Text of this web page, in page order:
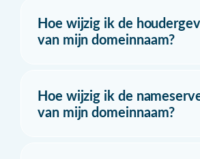
Hoe wijzig ik de
van mijn domeinnaam?
Hoe wijzig ik de
van mijn domeinnaam?